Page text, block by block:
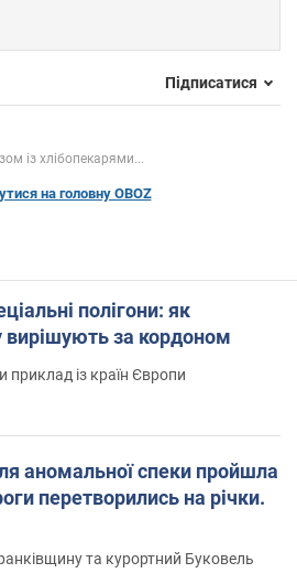
Підписатися
із хлібопекарями...
на головну OBOZ
полігони: як
вирішують за кордоном
приклад із країн Європи
аномальної спеки пройшла
перетворились на річки.
та курортний Буковель